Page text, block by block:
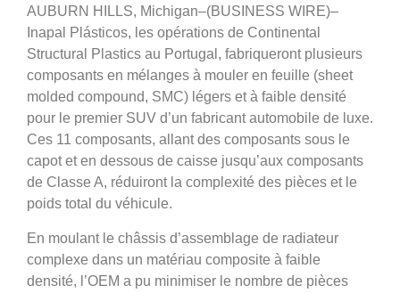
AUBURN HILLS, Michigan–(BUSINESS WIRE)–
Inapal Plásticos, les opérations de Continental
Structural Plastics au Portugal, fabriqueront plusieurs
composants en mélanges à mouler en feuille (sheet
molded compound, SMC) légers et à faible densité
pour le premier SUV d’un fabricant automobile de luxe.
Ces 11 composants, allant des composants sous le
capot et en dessous de caisse jusqu’aux composants
de Classe A, réduiront la complexité des pièces et le
poids total du véhicule.
En moulant le châssis d’assemblage de radiateur
complexe dans un matériau composite à faible
densité, l’OEM a pu minimiser le nombre de pièces